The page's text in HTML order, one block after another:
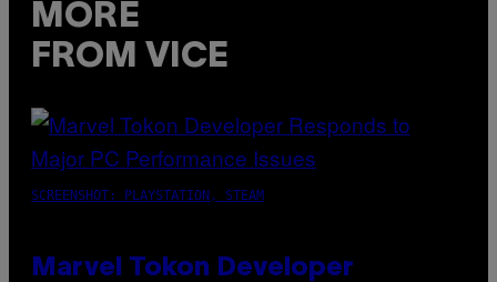
MORE
FROM VICE
SCREENSHOT: PLAYSTATION, STEAM
Marvel Tokon Developer